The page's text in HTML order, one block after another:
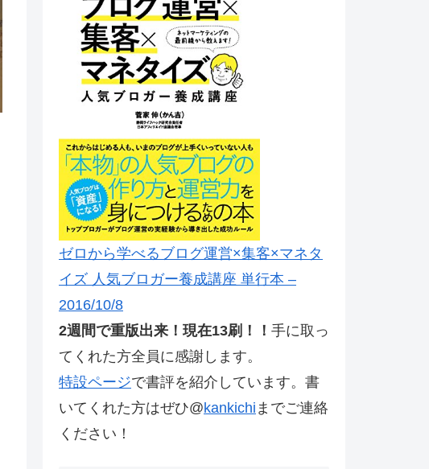
ゼロから学べるブログ運営×集客×マネタ
イズ 人気ブロガー養成講座 単行本 –
2016/10/8
2週間で重版出来！現在13刷！！ 手に取っ
てくれた方全員に感謝します。
特設ページで書評を紹介しています。書
いてくれた方はぜひ@kankichi までご連絡
ください！